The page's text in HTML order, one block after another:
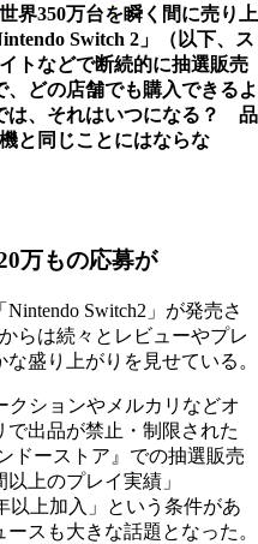
界350万台を瞬く間に売り上
Switch 2」（以下、ス
トなどで断続的に抽選販売
どの店舗でも購入できるよ
は、それはいつになる？ 品
と同じことにはならな
万もの応募が
Switch2」が発売さ
らは続々とレビューやプレ
盛り上がりを見せている。
クションやメルカリなどオ
出品が禁止・制限された
ドーストア』での抽選販売
上のプレイ実績」
以上加入」という条件があ
スも大きな話題となった。